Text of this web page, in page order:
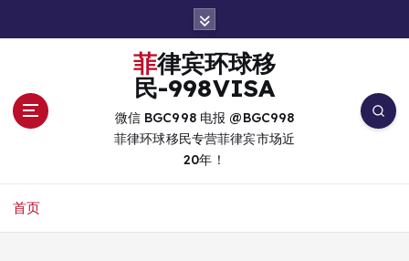
菲律宾环球移
民-998VISA
微信 BGC998 电报 @BGC998
菲律环球移民专营菲律宾市场近
20年！
首页